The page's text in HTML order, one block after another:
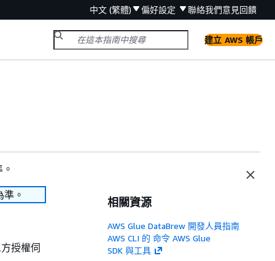
中文 (繁體) 偏好設定 聯絡我們意見回饋
建立 AWS 帳戶
。
授權伺
相關資源
AWS Glue DataBrew 開發人員指南
AWS CLI 的 命令 AWS Glue
SDK 與工具